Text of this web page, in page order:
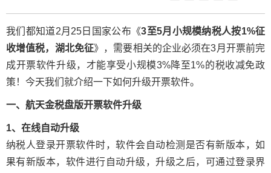
我们都知道2月25日国家公布《3至5月小规模纳税人按1%征
收增值税，湖北免征》，需要相关的企业必须在3月开票前完
成开票软件升级，才能享受小规模3%降至1%的税收减免政
策！今天我们就介绍一下如何升级开票软件。
一、航天金税盘版开票软件升级
1、在线自动升级
纳税人登录开票软件时，软件会自动检测是否有新版本，如
果有新版本，软件进行自动升级，升级之后，可通过登录界